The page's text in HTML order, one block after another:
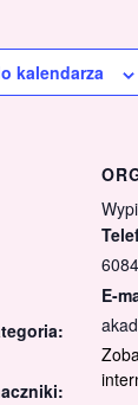
kalendarza
E-